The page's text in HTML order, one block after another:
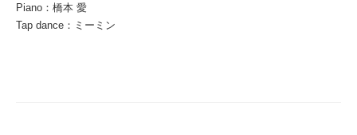
Piano：橋本 愛
Tap dance：ミーミン